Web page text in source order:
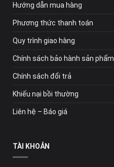
Hướng dẫn mua hàng
Phương thức thanh toán
Quy trình giao hàng
Chính sách bảo hành sản phẩm
Chính sách đổi trả
Khiếu nại bồi thường
Liên hệ – Báo giá
TÀI KHOẢN